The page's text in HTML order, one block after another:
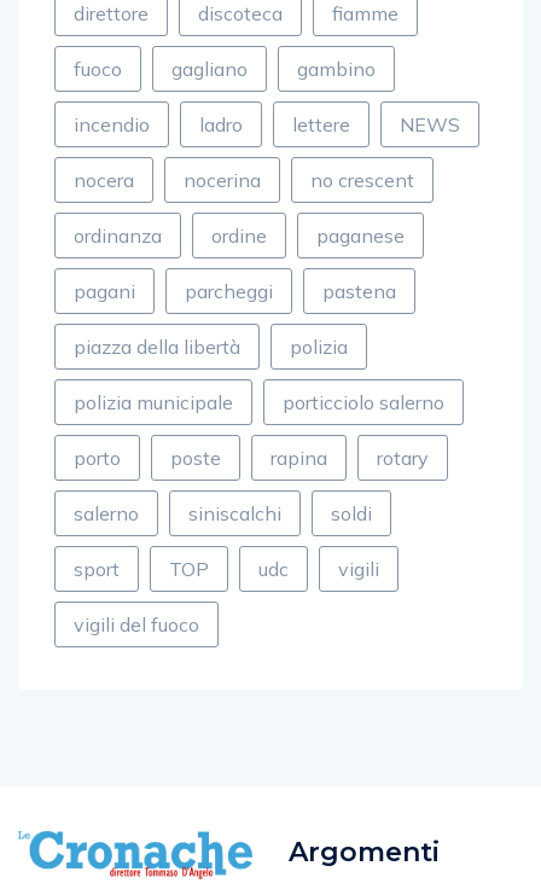
direttore discoteca fiamme
fuoco gagliano gambino
incendio ladro lettere NEWS
nocera nocerina no crescent
ordinanza ordine paganese
pagani parcheggi pastena
piazza della libertà polizia
polizia municipale porticciolo salerno
porto poste rapina rotary
salerno siniscalchi soldi
sport TOP udc vigili
vigili del fuoco
Argomenti